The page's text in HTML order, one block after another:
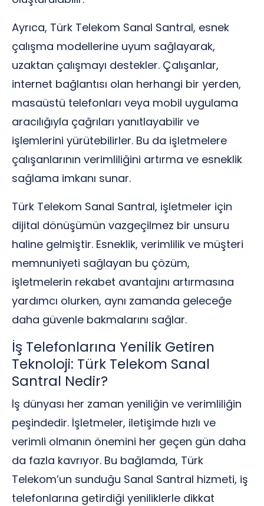
Ayrıca, Türk Telekom Sanal Santral, esnek
çalışma modellerine uyum sağlayarak,
uzaktan çalışmayı destekler. Çalışanlar,
internet bağlantısı olan herhangi bir yerden,
masaüstü telefonları veya mobil uygulama
aracılığıyla çağrıları yanıtlayabilir ve
işlemlerini yürütebilirler. Bu da işletmelere
çalışanlarının verimliliğini artırma ve esneklik
sağlama imkanı sunar.
Türk Telekom Sanal Santral, işletmeler için
dijital dönüşümün vazgeçilmez bir unsuru
haline gelmiştir. Esneklik, verimlilik ve müşteri
memnuniyeti sağlayan bu çözüm,
işletmelerin rekabet avantajını artırmasına
yardımcı olurken, aynı zamanda geleceğe
daha güvenle bakmalarını sağlar.
İş Telefonlarına Yenilik Getiren
Teknoloji: Türk Telekom Sanal
Santral Nedir?
İş dünyası her zaman yeniliğin ve verimliliğin
peşindedir. İşletmeler, iletişimde hızlı ve
verimli olmanın önemini her geçen gün daha
da fazla kavrıyor. Bu bağlamda, Türk
Telekom’un sunduğu Sanal Santral hizmeti, iş
telefonlarına getirdiği yeniliklerle dikkat